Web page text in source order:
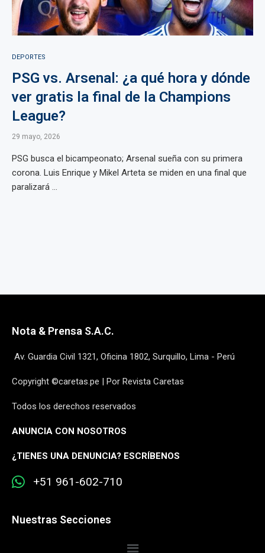
DEPORTES
PSG vs. Arsenal: ¿a qué hora y dónde
ver gratis la final de la Champions
League?
29 mayo, 2026
PSG busca el bicampeonato; Arsenal sueña con su primera
corona. Luis Enrique y Mikel Arteta se miden en una final que
paralizará ...
Nota & Prensa S.A.C.
Av. Guardia Civil 1321, Oficina 1802, Surquillo, Lima - Perú
Copyright ©caretas.pe | Por Revista Caretas
Todos los derechos reservados
ANUNCIA CON NOSOTROS
¿TIENES UNA DENUNCIA? ESCRÍBENOS
+51 961-602-710
Nuestras Secciones